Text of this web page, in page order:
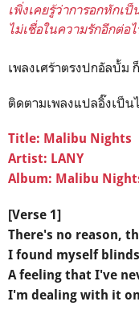
เพิ่งเคยรู้ว่าการอกหักเ
ไม่เชื่อในความรักอีกต่อ
เพลงเศร้าตรงปกอัลบั้ม
ติดตามเพลงแปลอิ๊งเป็น
Title: Malibu Nights
Artist: LANY
Album: Malibu
[Verse 1]
There's no reason,
I found myself
A feeling that I've
I'm dealing with it